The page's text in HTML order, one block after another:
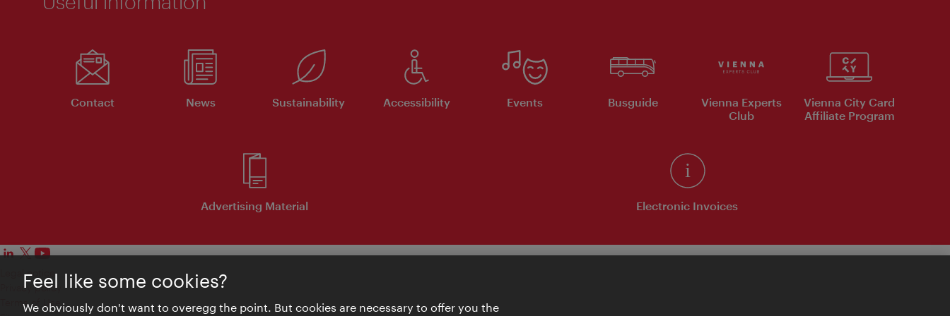
Contact News Sustainability Accessibility Events Busguide
Vienna Experts
Club
Vienna City Card
Affiliate Program
Advertising Material Electronic Invoices
Legal notice
Privacy policy
Terms of Use
Feel like some cookies?
We obviously don't want to overegg the point. But cookies are necessary to offer you the